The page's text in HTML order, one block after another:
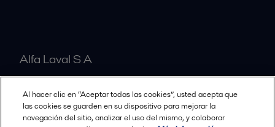
Alfa Laval S A
Nuestras oficinas
Al hacer clic en “Aceptar todas las cookies”, usted acepta que
las cookies se guarden en su dispositivo para mejorar la
navegación del sitio, analizar el uso del mismo, y colaborar